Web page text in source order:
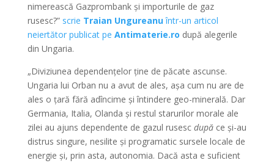
nimerească Gazprombank și importurile de gaz
rusesc?” scrie Traian Ungureanuîntr-un articol
neiertător publicat pe Antimaterie.ro după alegerile
din Ungaria.
„Diviziunea dependențelor ține de păcate ascunse.
Ungaria lui Orban nu a avut de ales, așa cum nu are de
ales o țară fără adîncime și întindere geo-minerală. Dar
Germania, Italia, Olanda și restul starurilor morale ale
zilei au ajuns dependente de gazul rusesc dupăce și-au
distrus singure, nesilite și programatic sursele locale de
energie și, prin asta, autonomia. Dacă asta e suficient